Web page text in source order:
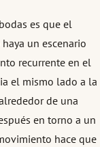
es que el
un escenario
recurrente en el
el mismo lado a la
de una
en torno a un
hace que